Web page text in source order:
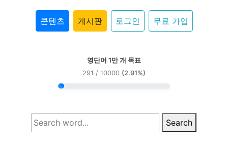
콘텐츠 게시판 로그인 무료 가입
영단어 1만 개 목표
291 / 10000 (2.91%)
Search